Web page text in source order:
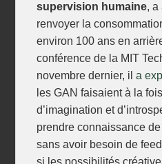
supervision humaine, a
renvoyer la
environ 100 ans en
conférence de la MIT
novembre dernier, ila
les GAN faisaient à la
d’imagination et
prendre connaissance
sans avoir besoin de